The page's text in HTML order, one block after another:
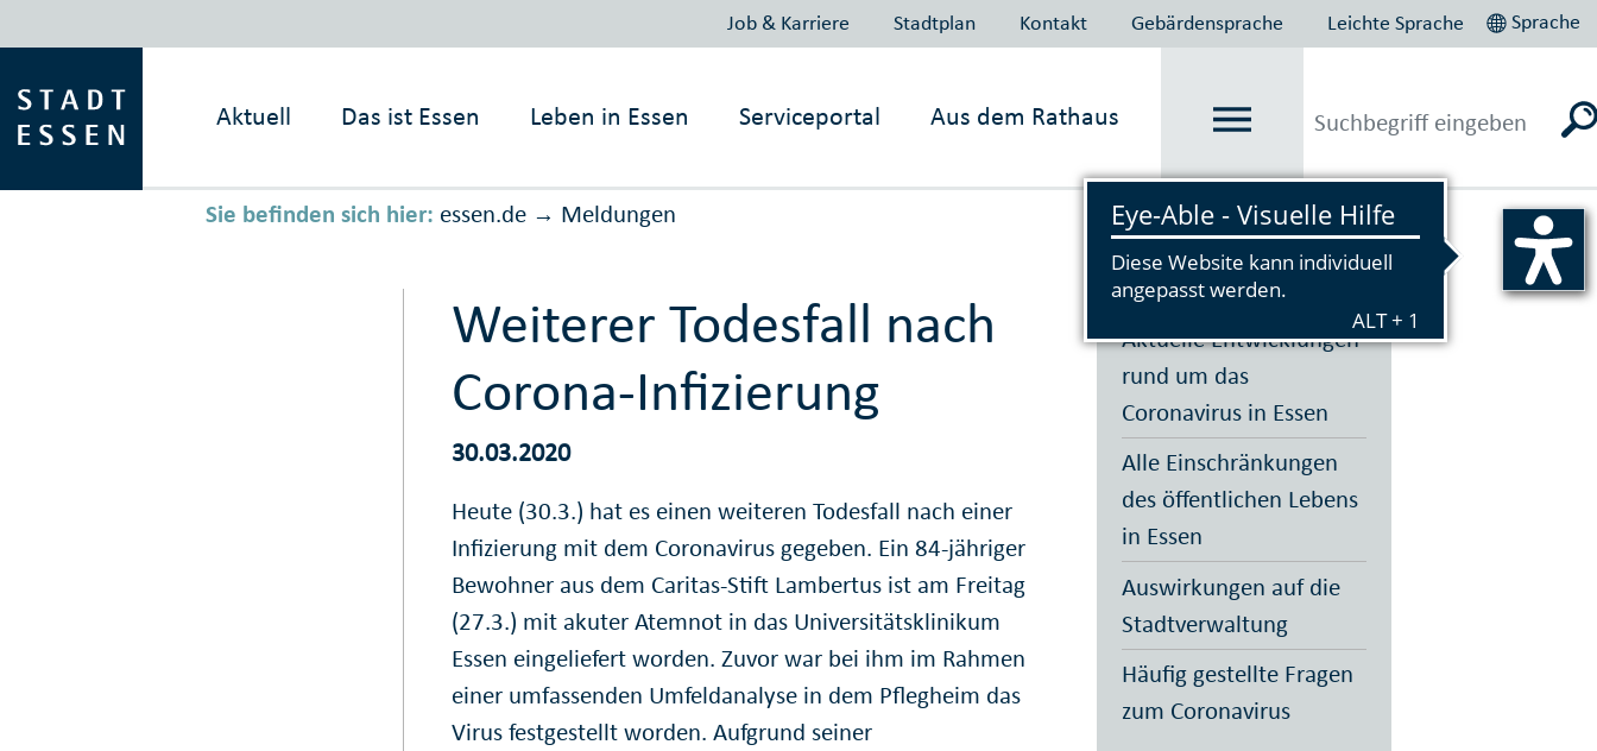
Job & Karriere Stadtplan Kontakt Gebärdensprache Leichte Sprache Sprache
Aktuell Das ist Essen Leben in Essen Serviceportal Aus dem Rathaus
Sie befinden sich hier: essen.de → Meldungen Vorlesen
Weiterer Todesfall nach
Corona-Infizierung
30.03.2020
Heute (30.3.) hat es einen weiteren Todesfall nach einer
Infizierung mit dem Coronavirus gegeben. Ein 84-jähriger
Bewohner aus dem Caritas-Stift Lambertus ist am Freitag
(27.3.) mit akuter Atemnot in das Universitätsklinikum
Essen eingeliefert worden. Zuvor war bei ihm im Rahmen
einer umfassenden Umfeldanalyse in dem Pflegheim das
Virus festgestellt worden. Aufgrund seiner
Aktuelle Entwicklungen
rund um das
Coronavirus in Essen
Alle Einschränkungen
des öffentlichen Lebens
in Essen
Auswirkungen auf die
Stadtverwaltung
Häufig gestellte Fragen
zum Coronavirus